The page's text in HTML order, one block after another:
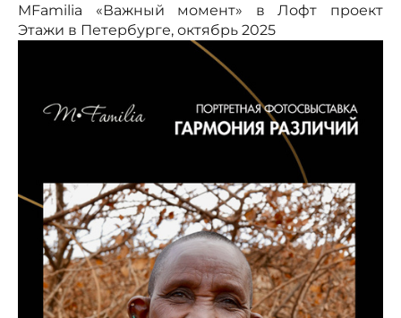
MFamilia «Важный момент» в Лофт проект
Этажи в Петербурге, октябрь 2025